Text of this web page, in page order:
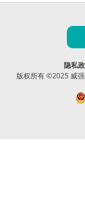
隐私
版权所有 ©2025 威